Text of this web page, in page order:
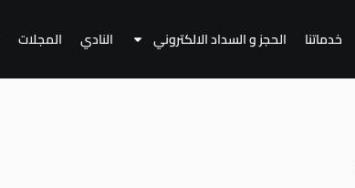
خدماتنا الحجز و السداد الالكتروني النادي المجلات